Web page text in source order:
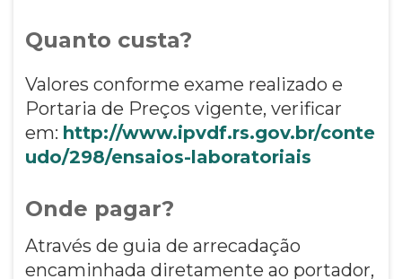
Quanto custa?
Valores conforme exame realizado e
Portaria de Preços vigente, verificar
em: http://www.ipvdf.rs.gov.br/conte
udo/298/ensaios-laboratoriais
Onde pagar?
Através de guia de arrecadação
encaminhada diretamente ao portador,